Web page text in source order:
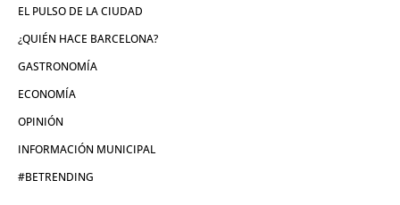
EL PULSO DE LA CIUDAD
¿QUIÉN HACE BARCELONA?
GASTRONOMÍA
ECONOMÍA
OPINIÓN
INFORMACIÓN MUNICIPAL
#BETRENDING